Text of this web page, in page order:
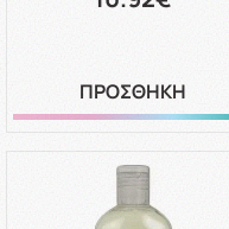
ΠΡΟΣΘΗΚΗ